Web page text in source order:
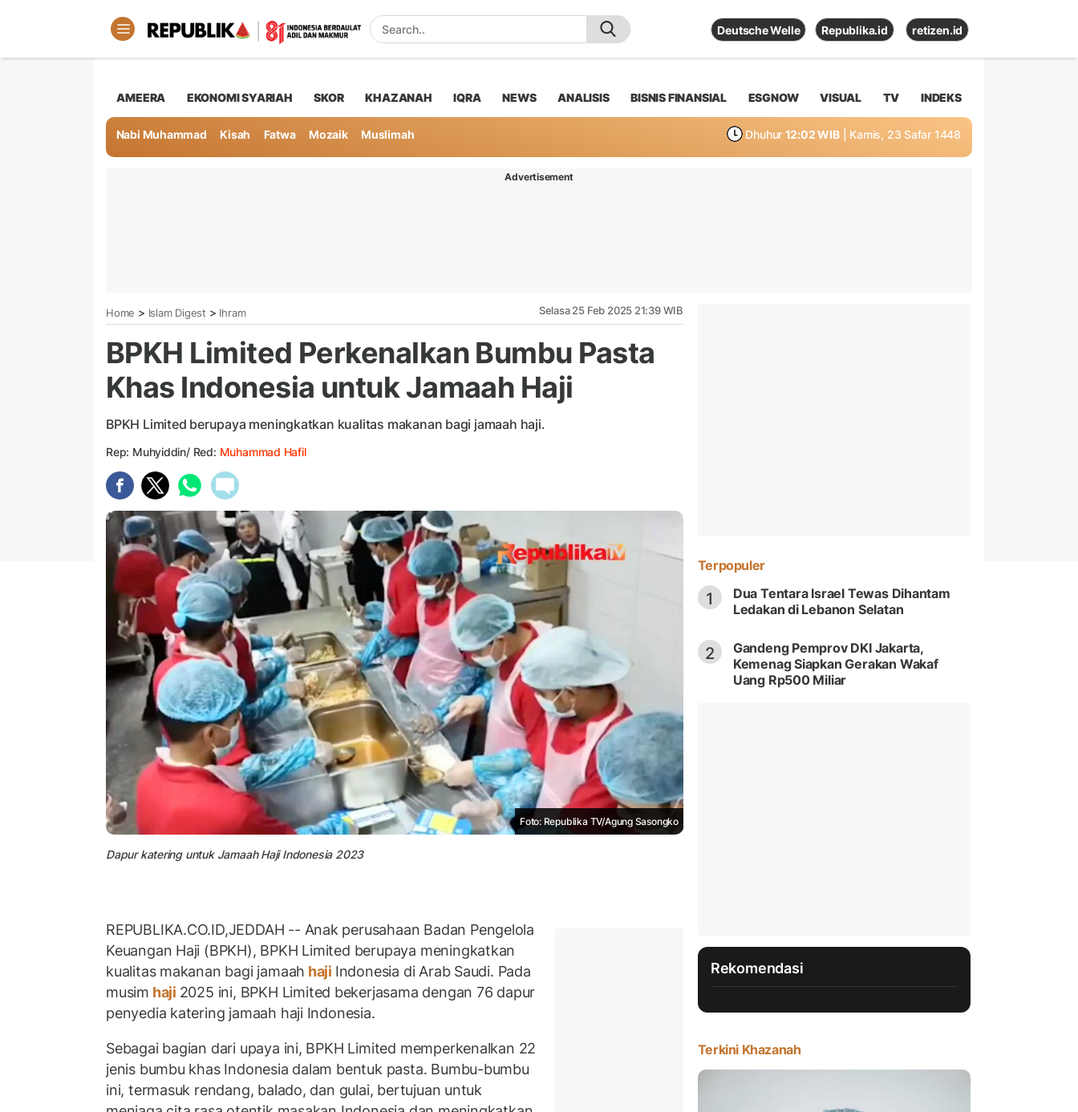
Deutsche Welle Republika.id retizen.id
AMEERA EKONOMI SYARIAH SKOR KHAZANAH IQRA NEWS ANALISIS BISNIS FINANSIAL ESGNOW VISUAL TV INDEKS
Nabi Muhammad Kisah Fatwa Mozaik Muslimah Dhuhur 12:02 WIB | Kamis, 23 Safar 1448
Advertisement
Home > Islam Digest > Ihram Selasa 25 Feb 2025 21:39 WIB
BPKH Limited Perkenalkan Bumbu Pasta
Khas Indonesia untuk Jamaah Haji
BPKH Limited berupaya meningkatkan kualitas makanan bagi jamaah haji.
Rep: Muhyiddin/ Red: Muhammad Hafil
Foto: Republika TV/Agung Sasongko
Dapur katering untuk Jamaah Haji Indonesia 2023
REPUBLIKA.CO.ID,JEDDAH -- Anak perusahaan Badan Pengelola
Keuangan Haji (BPKH), BPKH Limited berupaya meningkatkan
kualitas makanan bagi jamaah haji Indonesia di Arab Saudi. Pada
musim haji 2025 ini, BPKH Limited bekerjasama dengan 76 dapur
penyedia katering jamaah haji Indonesia.
Sebagai bagian dari upaya ini, BPKH Limited memperkenalkan 22
jenis bumbu khas Indonesia dalam bentuk pasta. Bumbu-bumbu
ini, termasuk rendang, balado, dan gulai, bertujuan untuk
Terpopuler
1
Dua Tentara Israel Tewas Dihantam
Ledakan di Lebanon Selatan
2
Gandeng Pemprov DKI Jakarta,
Kemenag Siapkan Gerakan Wakaf
Uang Rp500 Miliar
Rekomendasi
Terkini Khazanah